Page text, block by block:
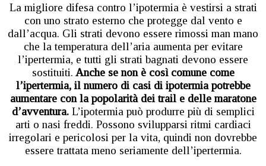
La migliore difesa contro l’ipotermia è vestirsi a strati
con uno strato esterno che protegge dal vento e
dall’acqua. Gli strati devono essere rimossi man mano
che la temperatura dell’aria aumenta per evitare
l’ipertermia, e tutti gli strati bagnati devono essere
sostituiti. Anche se non è così comune come
l’ipertermia, il numero di casi di ipotermia potrebbe
aumentare con la popolarità dei trail e delle maratone
d’avventura.L’ipotermia può produrre più di semplici
arti o nasi freddi. Possono svilupparsi ritmi cardiaci
irregolari e pericolosi per la vita, quindi non dovrebbe
essere trattata meno seriamente dell’ipertermia.